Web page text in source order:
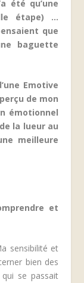
été qu’une
étape) …
que
baguette
Emotive
de mon
émotionnel
la lueur au
meilleure
et
sensibilité et
bien des
se passait